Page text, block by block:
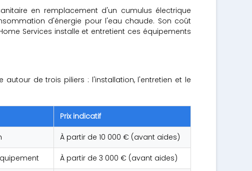
en remplacement d'un cumulus électrique
d'énergie pour l'eau chaude. Son coût
Services installe et entretient ces équipements
de trois piliers : l'installation, l'entretien et le
Prix indicatif
À partir de 10 000 € (avant aides)
À partir de 3 000 € (avant aides)